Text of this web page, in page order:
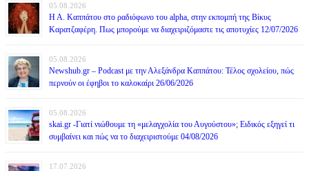
05.08.2026
Η Α. Καππάτου στο ραδιόφωνο του alpha, στην εκπομπή της Βίκυς
Καρατζαφέρη. Πως μπορούμε να διαχειριζόμαστε τις αποτυχίες 12/07/2026
05.08.2026
Newshub.gr – Podcast με την Αλεξάνδρα Καππάτου: Τέλος σχολείου, πώς
περνούν οι έφηβοι το καλοκαίρι 26/06/2026
05.08.2026
skai.gr -Γιατί νιώθουμε τη «μελαγχολία του Αυγούστου»; Ειδικός εξηγεί τι
συμβαίνει και πώς να το διαχειριστούμε 04/08/2026
17.07.2026